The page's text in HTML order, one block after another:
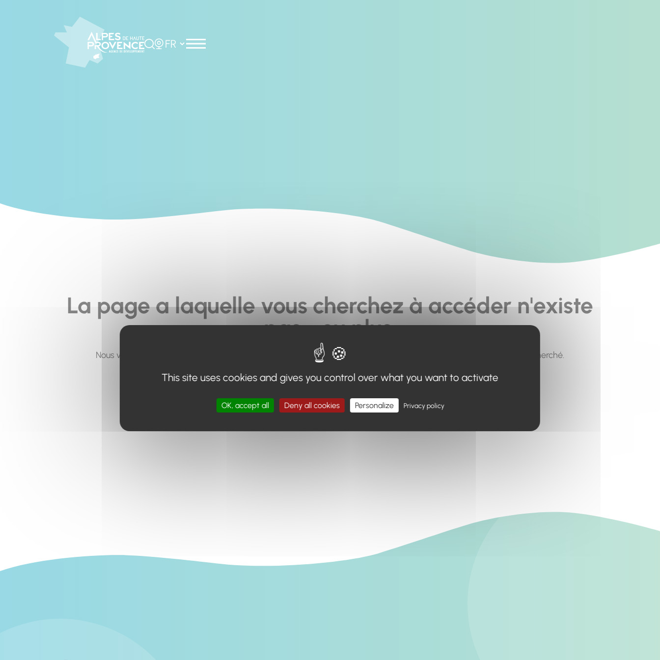
Rechercher
Choisir la langue
La page a laquelle vous cherchez à accéder n'existe
pas... ou plus.
Nous vous invitons à utiliser le moteur de recherche en haut de page, ou à utiliser le menu pour trouver le contenu recherché.
Retour à l'accueil
This site uses cookies and gives you control over what you want to activate
OK, accept all Deny all cookies Personalize Privacy policy